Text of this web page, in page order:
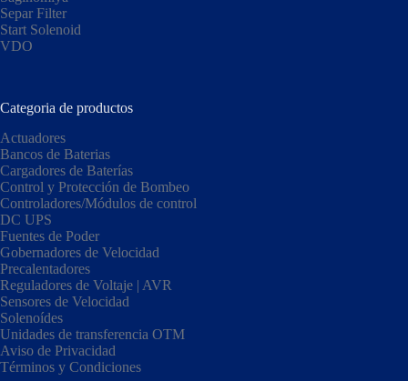
Separ Filter
Start Solenoid
VDO
Categoria de productos
Actuadores
Bancos de Baterias
Cargadores de Baterías
Control y Protección de Bombeo
Controladores/Módulos de control
DC UPS
Fuentes de Poder
Gobernadores de Velocidad
Precalentadores
Reguladores de Voltaje | AVR
Sensores de Velocidad
Solenoídes
Unidades de transferencia OTM
Aviso de Privacidad
Términos y Condiciones